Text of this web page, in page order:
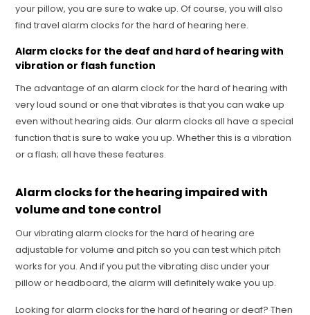
your pillow, you are sure to wake up. Of course, you will also
find travel alarm clocks for the hard of hearing here.
Alarm clocks for the deaf and hard of hearing with
vibration or flash function
The advantage of an alarm clock for the hard of hearing with
very loud sound or one that vibrates is that you can wake up
even without hearing aids. Our alarm clocks all have a special
function that is sure to wake you up. Whether this is a vibration
or a flash; all have these features.
Alarm clocks for the hearing impaired with
volume and tone control
Our vibrating alarm clocks for the hard of hearing are
adjustable for volume and pitch so you can test which pitch
works for you. And if you put the vibrating disc under your
pillow or headboard, the alarm will definitely wake you up.
Looking for alarm clocks for the hard of hearing or deaf? Then